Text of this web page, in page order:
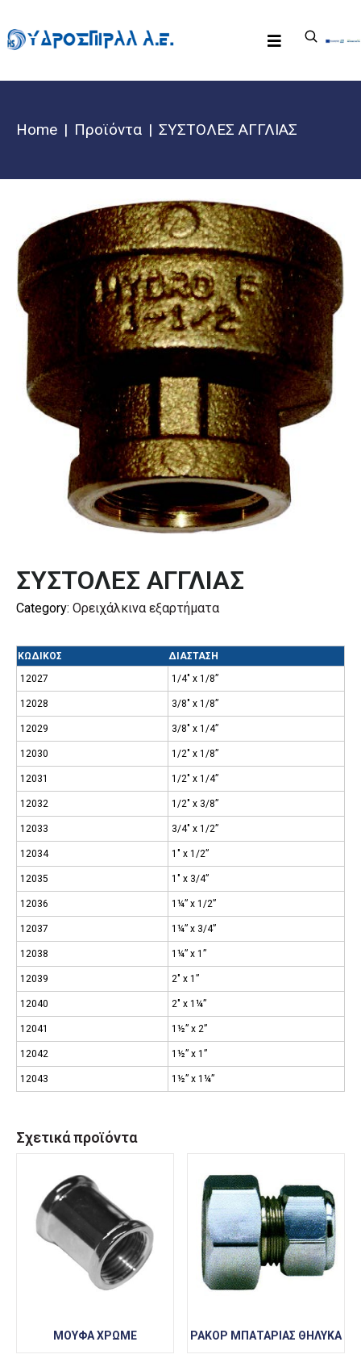
Home Προϊόντα ΣΥΣΤΟΛΕΣ ΑΓΓΛΙΑΣ
ΣΥΣΤΟΛΕΣ ΑΓΓΛΙΑΣ
Category: Ορειχάλκινα εξαρτήματα
ΚΩΔΙΚΟΣ
ΔΙΑΣΤΑΣΗ
12027
1/4″ x 1/8”
12028 3/8″ x 1/8”
12029 3/8″ x 1/4”
12030 1/2″ x 1/8”
12031 1/2″ x 1/4”
12032 1/2″ x 3/8”
12033 3/4″ x 1/2”
12034 1″ x 1/2”
12035 1″ x 3/4”
12036 1¼” x 1/2”
12037 1¼” x 3/4”
12038 1¼” x 1”
12039 2″ x 1”
12040 2″ x 1¼”
12041 1½” x 2”
12042 1½” x 1”
12043 1½” x 1¼”
Σχετικά προϊόντα
ΜΟΥΦΑ ΧΡΩΜΕ ΡΑΚΟΡ ΜΠΑΤΑΡΙΑΣ ΘΗΛΥΚΑ